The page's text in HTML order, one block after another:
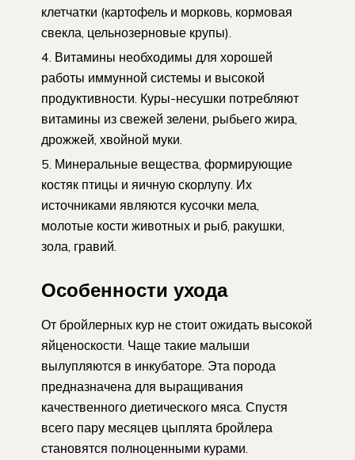
клетчатки (картофель и морковь, кормовая
свекла, цельнозерновые крупы).
Витамины необходимы для хорошей
работы иммунной системы и высокой
продуктивности. Куры-несушки потребляют
витамины из свежей зелени, рыбьего жира,
дрожжей, хвойной муки.
Минеральные вещества, формирующие
костяк птицы и яичную скорлупу. Их
источниками являются кусочки мела,
молотые кости животных и рыб, ракушки,
зола, гравий.
Особенности ухода
От бройлерных кур не стоит ожидать высокой
яйценоскости. Чаще такие малыши
вылупляются в инкубаторе. Эта порода
предназначена для выращивания
качественного диетического мяса. Спустя
всего пару месяцев цыплята бройлера
становятся полноценными курами.